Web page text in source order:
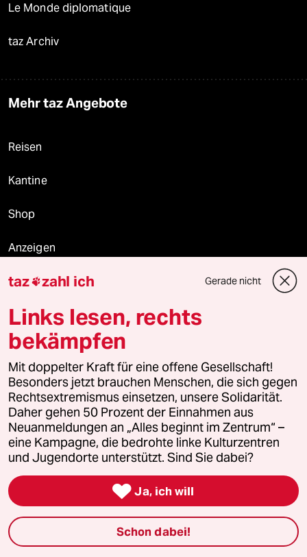
Le Monde diplomatique
taz Archiv
Mehr taz Angebote
Reisen
Kantine
Shop
Anzeigen
Fragen & Hilfe
Feedback
Aboservice
ePaper Login
Downloads für Abonnierende
© 2026 taz Verlags und Vertriebs GmbH
Alle Rechte vorbehalten. Bei rechtlichen Fragen oder für Genehmigungen
wenden Sie sich bitte an
lizenzen@taz.de
taz zahl ich Gerade nicht
Links lesen, rechts
bekämpfen
Mit doppelter Kraft für eine offene Gesellschaft!
Besonders jetzt brauchen Menschen, die sich gegen
Rechtsextremismus einsetzen, unsere Solidarität.
Daher gehen 50 Prozent der Einnahmen aus
Neuanmeldungen an „Alles beginnt im Zentrum“ –
eine Kampagne, die bedrohte linke Kulturzentren
und Jugendorte unterstützt. Sind Sie dabei?
 Ja, ich will
Schon dabei!